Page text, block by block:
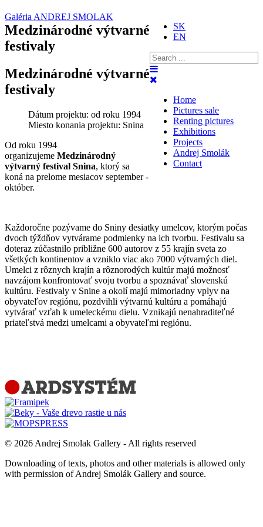
Galéria ANDREJ SMOLAK
SK
EN
Home
Pictures sale
Renting pictures
Exhibitions
Projects
Andrej Smolák
Contact
Medzinárodné výtvarné
festivaly
Medzinárodné výtvarné
festivaly
Dátum projektu: od roku 1994
Miesto konania projektu: Snina
Od roku 1994
organizujeme Medzinárodný
výtvarný festival Snina, ktorý sa
koná na prelome mesiacov september -
október.
Každoročne pozývame do Sniny desiatky umelcov, ktorým počas
dvoch týždňov vytvárame podmienky na ich tvorbu. Festivalu sa
doteraz zúčastnilo približne 600 autorov z 55 krajín sveta zo
všetkých kontinentov a vzniklo viac ako 7000 výtvarných diel.
Umelci z rôznych krajín a rôznorodých kultúr majú možnosť
navzájom konfrontovať svoju tvorbu a spoznávať slovenskú
kultúru. Festivaly v Snine a okolí majú mimoriadny vplyv na
obyvateľov regiónu, pozdvihli výtvarnú kultúru a pomáhajú
vytvárať vzťah k umeleckému dielu. Vznikajú nenahraditeľné
priateľstvá medzi umelcami a obyvateľmi regiónu.
© 2026 Andrej Smolak Gallery - All rights reserved
Downloading of texts, photos and other materials is allowed only
with permission of Andrej Smolák Gallery and source.